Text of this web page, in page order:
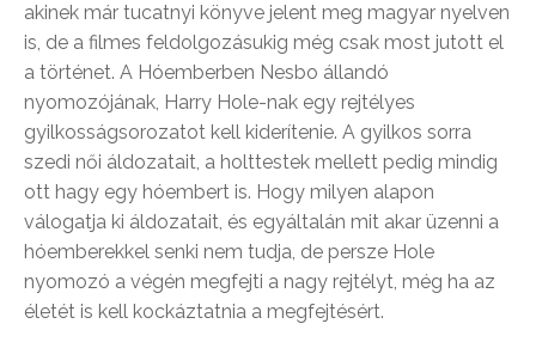
akinek már tucatnyi könyve jelent meg magyar nyelven
is, de a filmes feldolgozásukig még csak most jutott el
a történet. A Hóemberben Nesbo állandó
nyomozójának, Harry Hole-nak egy rejtélyes
gyilkosságsorozatot kell kiderítenie. A gyilkos sorra
szedi női áldozatait, a holttestek mellett pedig mindig
ott hagy egy hóembert is. Hogy milyen alapon
válogatja ki áldozatait, és egyáltalán mit akar üzenni a
hóemberekkel senki nem tudja, de persze Hole
nyomozó a végén megfejti a nagy rejtélyt, még ha az
életét is kell kockáztatnia a megfejtésért.